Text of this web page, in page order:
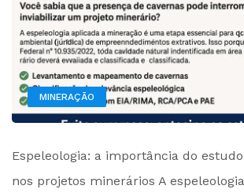
MINERAÇÃO
by
Administrador
Espeleologia: a importância do
nos projetos minerários A